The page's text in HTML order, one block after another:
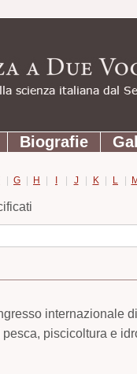
Biografie
| G | H | I | J | K | L |
internazionale
piscicoltura e